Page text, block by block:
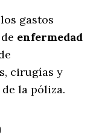
gastos
enfermedad
cirugías y
la póliza.